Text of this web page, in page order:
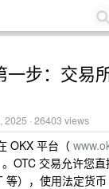
一步：交
2025 · 26403 views
OKX 平台（
OTC 交易允许您
等），使用法定货